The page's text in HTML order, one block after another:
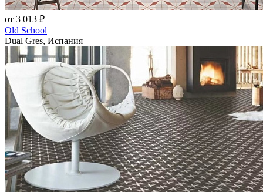
от 3 013 ₽
Old School
Dual Gres, Испания